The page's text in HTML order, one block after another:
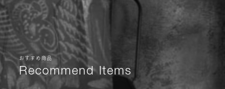
おすすめ商品
Recommend Items